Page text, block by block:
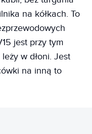
na kółkach. To
jest przy tym
w dłoni. Jest
na inną to